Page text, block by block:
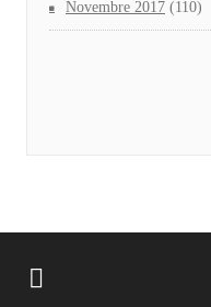
Novembre 2017 (110)